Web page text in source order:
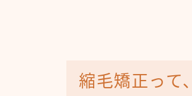
縮毛矯正って